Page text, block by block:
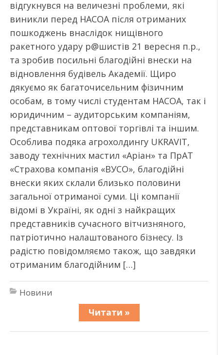
відгукнувся на величезні проблеми, які
виникли перед НАСОА після отриманих
пошкоджень внаслідок нищівного
ракетного удару р@шистів 21 вересня п.р.,
та зробив посильні благодійні внески на
відновлення будівель Академії. Щиро
дякуємо як багаточисельним фізичним
особам, в тому числі студентам НАСОА, так і
юридичним – аудиторським компаніям,
представникам оптової торгівлі та іншим.
Особлива подяка агрохолдингу UKRAVIT,
заводу технічних мастил «Аріан» та ПрАТ
«Страхова компанія «ВУСО», благодійні
внески яких склали близько половини
загальної отриманої суми. Ці компанії
відомі в Україні, як одні з найкращих
представників сучасного вітчизняного,
патріотично налаштованого бізнесу. Із
радістю повідомляємо також, що завдяки
отриманим благодійним […]
Новини
Читати »